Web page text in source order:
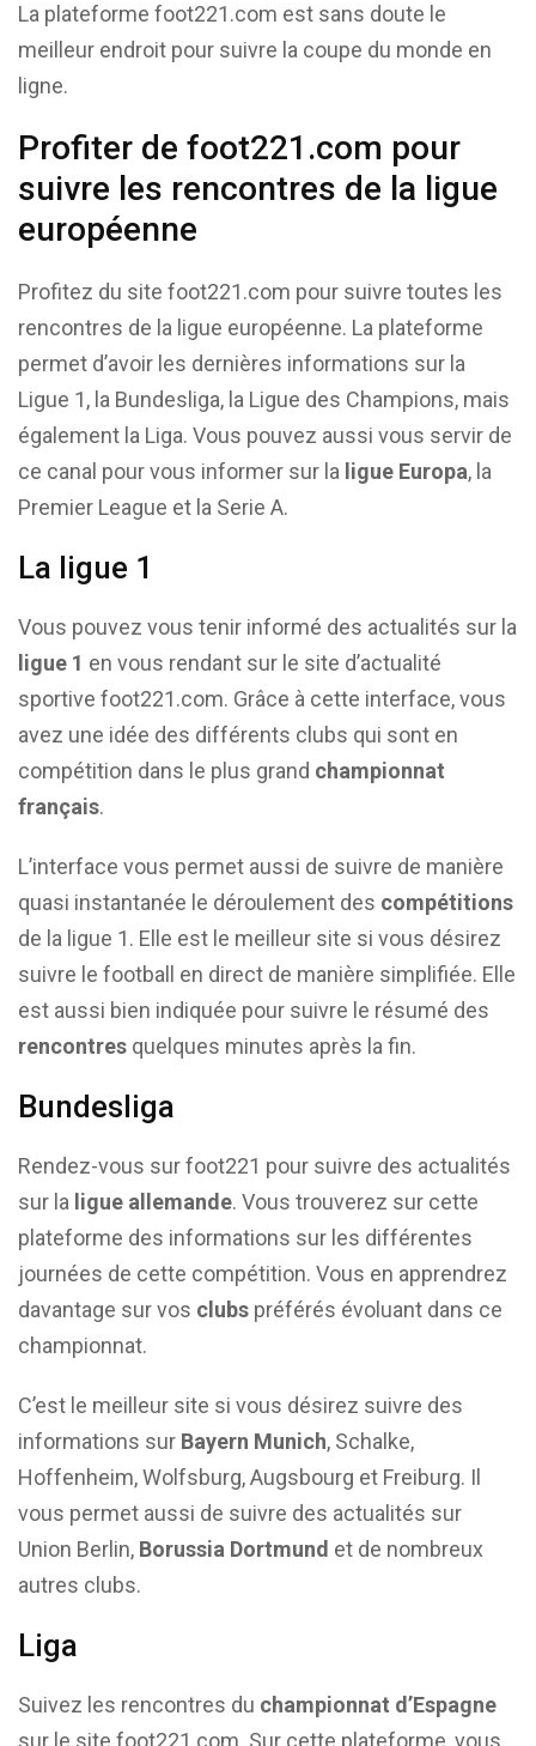
La plateforme foot221.com est sans doute le
meilleur endroit pour suivre la coupe du monde en
ligne.
Profiter de foot221.com pour
suivre les rencontres de la ligue
européenne
Profitez du site foot221.com pour suivre toutes les
rencontres de la ligue européenne. La plateforme
permet d’avoir les dernières informations sur la
Ligue 1, la Bundesliga, la Ligue des Champions, mais
également la Liga. Vous pouvez aussi vous servir de
ce canal pour vous informer sur la ligue Europa, la
Premier League et la Serie A.
La ligue 1
Vous pouvez vous tenir informé des actualités sur la
ligue 1 en vous rendant sur le site d’actualité
sportive foot221.com. Grâce à cette interface, vous
avez une idée des différents clubs qui sont en
compétition dans le plus grand championnat
français.
L’interface vous permet aussi de suivre de manière
quasi instantanée le déroulement des compétitions
de la ligue 1. Elle est le meilleur site si vous désirez
suivre le football en direct de manière simplifiée. Elle
est aussi bien indiquée pour suivre le résumé des
rencontres quelques minutes après la fin.
Bundesliga
Rendez-vous sur foot221 pour suivre des actualités
sur la ligue allemande. Vous trouverez sur cette
plateforme des informations sur les différentes
journées de cette compétition. Vous en apprendrez
davantage sur vos clubs préférés évoluant dans ce
championnat.
C’est le meilleur site si vous désirez suivre des
informations sur Bayern Munich, Schalke,
Hoffenheim, Wolfsburg, Augsbourg et Freiburg. Il
vous permet aussi de suivre des actualités sur
Union Berlin, Borussia Dortmund et de nombreux
autres clubs.
Liga
Suivez les rencontres du championnat d’Espagne
sur le site foot221.com. Sur cette plateforme, vous